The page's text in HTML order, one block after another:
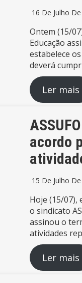
16 De Julho
Ontem (15/
Educação
estabelece
deverá
Ler mais
acordo
15 De Julho
Hoje (15/07),
o sindicato
assinou o
atividades
Ler mais